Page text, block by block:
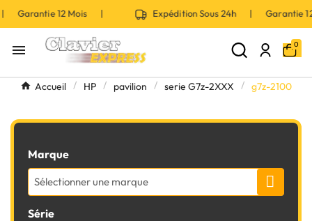
| Garantie 12 Mois | Expédition Sous 24h | Garantie
 0
Accueil HP pavilion serie G7z-2XXX g7z-2100
Marque
Sélectionner une marque
Série